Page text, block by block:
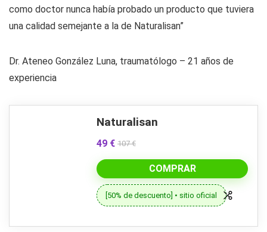
como doctor nunca había probado un producto que tuviera
una calidad semejante a la de Naturalisan”
Dr. Ateneo González Luna, traumatólogo – 21 años de
experiencia
Naturalisan
49 € 107 €
COMPRAR
[50% de descuento] • sitio oficial